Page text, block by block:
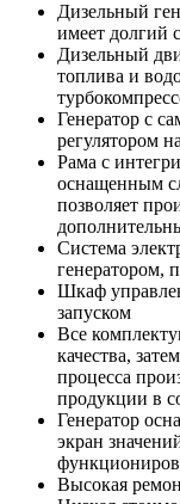
Дизельный
имеет долгий
Дизельный
топлива и
Генератор с
регулятором
Рама с
оснащенным
позволяет
Система
генератором,
Шкаф
запуском
Все
качества,
процесса
продукции в
Генератор
экран
Высокая